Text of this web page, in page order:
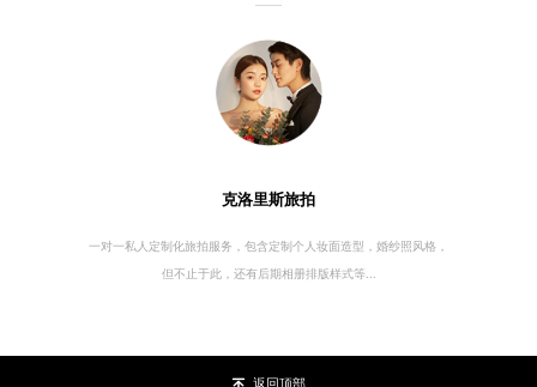
克洛里斯旅拍
一对一私人定制化旅拍服务，包含定制个人妆面造型，婚纱照风格，
但不止于此，还有后期相册排版样式等...
返回顶部